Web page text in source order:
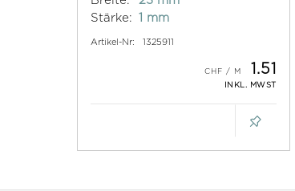
Stärke: 1 mm
Artikel-Nr: 1325911
1.51
INKL. MWST